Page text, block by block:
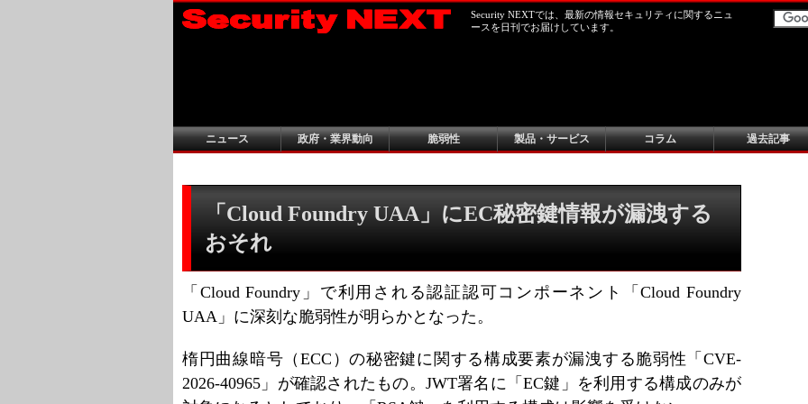
Security NEXTでは、最新の情報セキュリティに関するニュ
ースを日刊でお届けしています。
ニュース 政府・業界動向 脆弱性 製品・サービス コラム 過去記事
「Cloud Foundry UAA」にEC秘密鍵情報が漏洩する
おそれ
「Cloud Foundry」で利用される認証認可コンポーネント「Cloud Foundry
UAA」に深刻な脆弱性が明らかとなった。
楕円曲線暗号（ECC）の秘密鍵に関する構成要素が漏洩する脆弱性「CVE-
2026-40965」が確認されたもの。JWT署名に「EC鍵」を利用する構成のみが